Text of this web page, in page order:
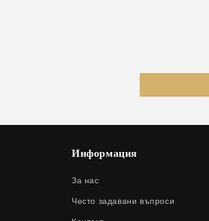
Информация
За нас
Често задавани въпроси